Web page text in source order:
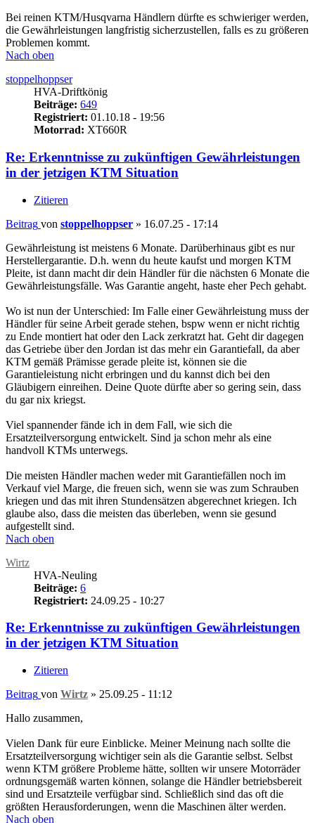
Bei reinen KTM/Husqvarna Händlern dürfte es schwieriger werden,
die Gewährleistungen langfristig sicherzustellen, falls es zu größeren
Problemen kommt.
Nach oben
stoppelhoppser
HVA-Driftkönig
Beiträge: 649
Registriert: 01.10.18 - 19:56
Motorrad: XT660R
Re: Erkenntnisse zu zukünftigen Gewährleistungen
in der jetzigen KTM Situation
Zitieren
Beitrag von stoppelhoppser » 16.07.25 - 17:14
Gewährleistung ist meistens 6 Monate. Darüberhinaus gibt es nur
Herstellergarantie. D.h. wenn du heute kaufst und morgen KTM
Pleite, ist dann macht dir dein Händler für die nächsten 6 Monate die
Gewährleistungsfälle. Was Garantie angeht, haste eher Pech gehabt.
Wo ist nun der Unterschied: Im Falle einer Gewährleistung muss der
Händler für seine Arbeit gerade stehen, bspw wenn er nicht richtig
zu Ende montiert hat oder den Lack zerkratzt hat. Geht dir dagegen
das Getriebe über den Jordan ist das mehr ein Garantiefall, da aber
KTM gemäß Prämisse gerade pleite ist, können sie die
Garantieleistung nicht erbringen und du kannst dich bei den
Gläubigern einreihen. Deine Quote dürfte aber so gering sein, dass
du gar nix kriegst.
Viel spannender fände ich in dem Fall, wie sich die
Ersatzteilversorgung entwickelt. Sind ja schon mehr als eine
handvoll KTMs unterwegs.
Die meisten Händler machen weder mit Garantiefällen noch im
Verkauf viel Marge, die freuen sich, wenn sie was zum Schrauben
kriegen und das mit ihren Stundensätzen abgerechnet kriegen. Ich
glaube also, dass die meisten das überleben, wenn sie gesund
aufgestellt sind.
Nach oben
Wirtz
HVA-Neuling
Beiträge: 6
Registriert: 24.09.25 - 10:27
Re: Erkenntnisse zu zukünftigen Gewährleistungen
in der jetzigen KTM Situation
Zitieren
Beitrag von Wirtz » 25.09.25 - 11:12
Hallo zusammen,
Vielen Dank für eure Einblicke. Meiner Meinung nach sollte die
Ersatzteilversorgung wichtiger sein als die Garantie selbst. Selbst
wenn KTM größere Probleme hätte, sollten wir unsere Motorräder
ordnungsgemäß warten können, solange die Händler betriebsbereit
sind und Ersatzteile verfügbar sind. Schließlich sind das oft die
größten Herausforderungen, wenn die Maschinen älter werden.
Nach oben